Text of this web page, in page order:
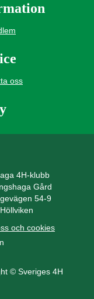
oss
4H-klubb
Gård
54-9
och cookies
© Sveriges 4H